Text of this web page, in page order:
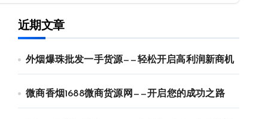
近期文章
外烟爆珠批发一手货源——轻松开启高利润新商机
微商香烟1688微商货源网——开启您的成功之路